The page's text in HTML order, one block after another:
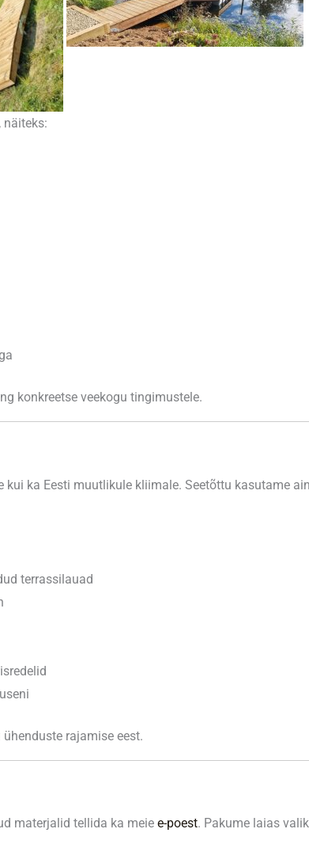
näiteks:
konkreetse veekogu tingimustele.
ka Eesti muutlikule kliimale. Seetõttu kasutame
terrassilauad
rajamise eest.
materjalid tellida ka meie e-poest. Pakume laias